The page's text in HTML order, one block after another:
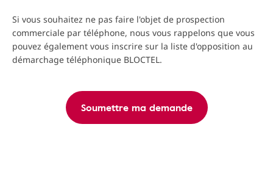
Si vous souhaitez ne pas faire l'objet de prospection
commerciale par téléphone, nous vous rappelons que vous
pouvez également vous inscrire sur la liste d'opposition au
démarchage téléphonique BLOCTEL.
Soumettre ma demande